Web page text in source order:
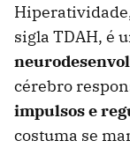
sigla TDAH, é
cérebro
impulsos e
costuma se